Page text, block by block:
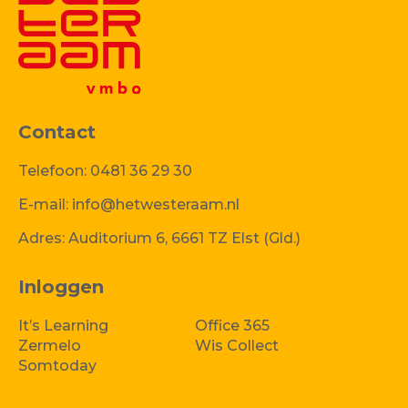
Inloggen
It’s Learning
Office 365
Zermelo
Wis Collect
Somtoday
Contact
Telefoon: 0481 36 29 30
E-mail: info@hetwesteraam.nl
Adres: Auditorium 6, 6661 TZ Elst (Gld.)